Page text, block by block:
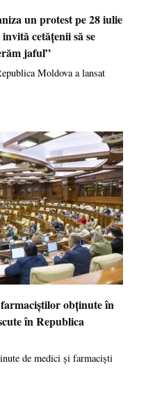
un protest pe 28 iulie
cetățenii să se
jaful”
Moldova a lansat
obținute în
în Republica
de medici și farmaciști